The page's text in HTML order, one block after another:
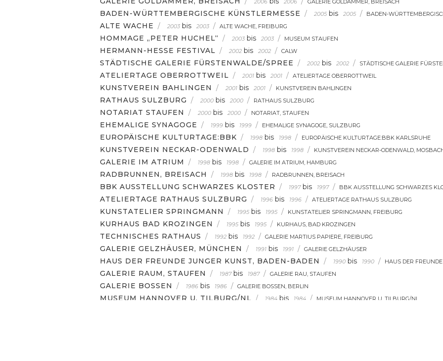
BADEN-WÜRTTEMBERGISCHE KÜNSTLERMESSE / 2005 bis 2005 / BADEN-
ALTE WACHE / 2003 bis 2003 / ALTE WACHE, FREIBURG
HOMMAGE „PETER HUCHEL“ / 2003 bis 2003 / MUSEUM STAUFEN
HERMANN-HESSE FESTIVAL / 2002 bis 2002 / CALW
STÄDTISCHE GALERIE FÜRSTENWALDE/SPREE / 2002 bis 2002 / STÄDTISCHE GALERIE
ATELIERTAGE OBERROTTWEIL / 2001 bis 2001 / ATELIERTAGE OBERROTTWEIL
KUNSTVEREIN BAHLINGEN / 2001 bis 2001 / KUNSTVEREIN BAHLINGEN
RATHAUS SULZBURG / 2000 bis 2000 / RATHAUS SULZBURG
NOTARIAT STAUFEN / 2000 bis 2000 / NOTARIAT, STAUFEN
EHEMALIGE SYNAGOGE / 1999 bis 1999 / EHEMALIGE SYNAGOGE, SULZBURG
EUROPÄISCHE KULTURTAGE:BBK / 1998 bis 1998 / EUROPÄISCHE KULTURTAGE:BBK KARLSRUHE
KUNSTVEREIN NECKAR-ODENWALD / 1998 bis 1998 / KUNSTVEREIN NECKAR-ODENWALD,
GALERIE IM ATRIUM / 1998 bis 1998 / GALERIE IM ATRIUM, HAMBURG
RADBRUNNEN, BREISACH / 1998 bis 1998 / RADBRUNNEN, BREISACH
BBK AUSSTELLUNG SCHWARZES KLOSTER / 1997 bis 1997 / BBK AUSSTELLUNG SCHWARZES
ATELIERTAGE RATHAUS SULZBURG / 1996 bis 1996 / ATELIERTAGE RATHAUS SULZBURG
KUNSTATELIER SPRINGMANN / 1995 bis 1995 / KUNSTATELIER SPRINGMANN, FREIBURG
KURHAUS BAD KROZINGEN / 1995 bis 1995 / KURHAUS, BAD KROZINGEN
TECHNISCHES RATHAUS / 1992 bis 1992 / GALERIE MARTIUS PAPIERE, FREIBURG
GALERIE GELZHÄUSER, MÜNCHEN / 1991 bis 1991 / GALERIE GELZHÄUSER
HAUS DER FREUNDE JUNGER KUNST, BADEN-BADEN / 1990 bis 1990 / HAUS DER
GALERIE RAUM, STAUFEN / 1987 bis 1987 / GALERIE RAU, STAUFEN
GALERIE BOSSEN / 1986 bis 1986 / GALERIE BOSSEN, BERLIN
MUSEUM HANNOVER U. TILBURG/NL / 1984 bis 1984 / MUSEUM HANNOVER U. TILBURG/NL